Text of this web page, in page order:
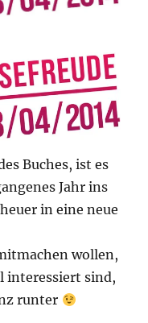
Buches, ist es
Jahr ins
in eine neue
wollen,
interessiert sind,
runter